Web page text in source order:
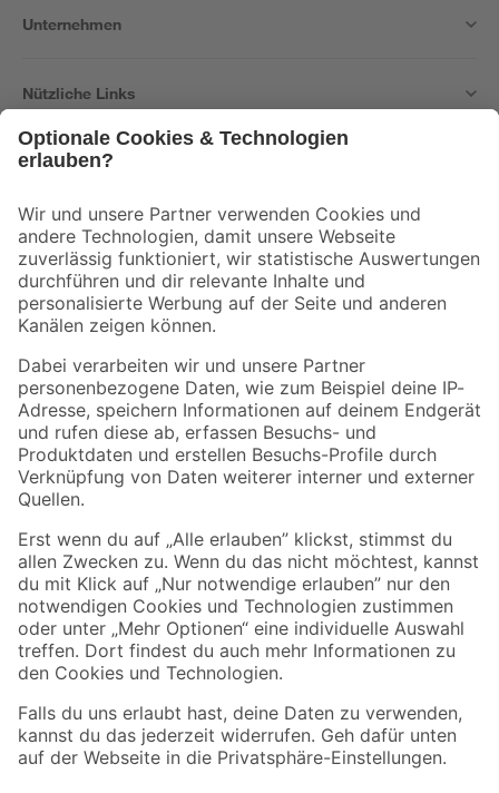
Unternehmen
Nützliche Links
Der toom Newsletter: Keine Angebote und Aktionen mehr verpassen!
Zur Newsletter Anmeldung
Folge uns
Zahlungsarten Versandarten
Sicher einkaufen
Jetzt die toom-App herunterladen
Alle Preisangaben in EUR inkl. gesetzl. MwSt.. Die dargestellten Angebote sind unter
Umständen nicht in allen Märkten verfügbar. Die angegebenen Verfügbarkeiten beziehen